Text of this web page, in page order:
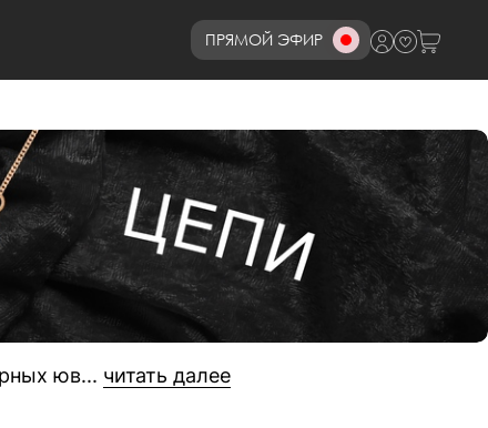
ПРЯМОЙ ЭФИР8 (800)777-72-69
юв... читать далее